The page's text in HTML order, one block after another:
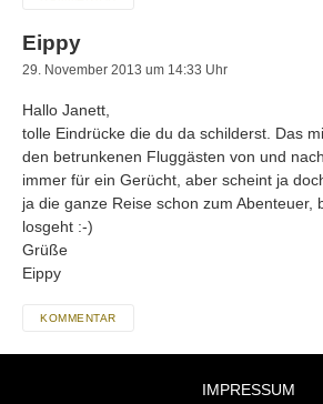
Eippy
29. November 2013 um 14:33 Uhr
Hallo Janett,
tolle Eindrücke die du da schilderst. Das
den betrunkenen Fluggästen von und
immer für ein Gerücht, aber scheint ja
ja die ganze Reise schon zum Abenteuer,
losgeht :-)
Grüße
Eippy
KOMMENTAR
IMPRESSUM